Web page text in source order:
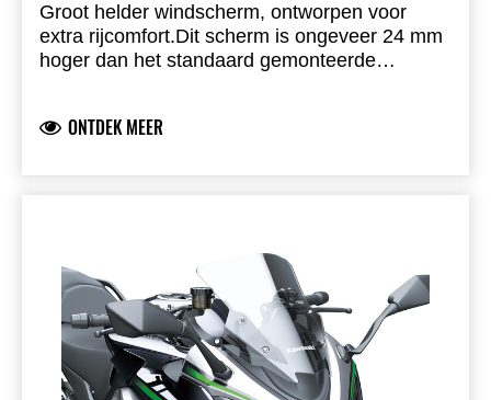
Groot helder windscherm, ontworpen voor
extra rijcomfort.Dit scherm is ongeveer 24 mm
hoger dan het standaard gemonteerde
straatlegaal.
ONTDEK MEER